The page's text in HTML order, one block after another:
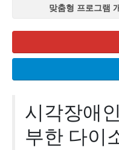
맞춤형 프로그램
맞춤형 프로그램
맞춤형 프로그램
맞춤형 프로그램
시각장애
부한 다이